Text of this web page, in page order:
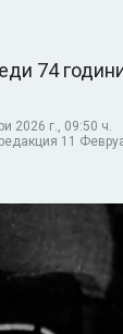
74
2026 г., 09:50 ч.
11